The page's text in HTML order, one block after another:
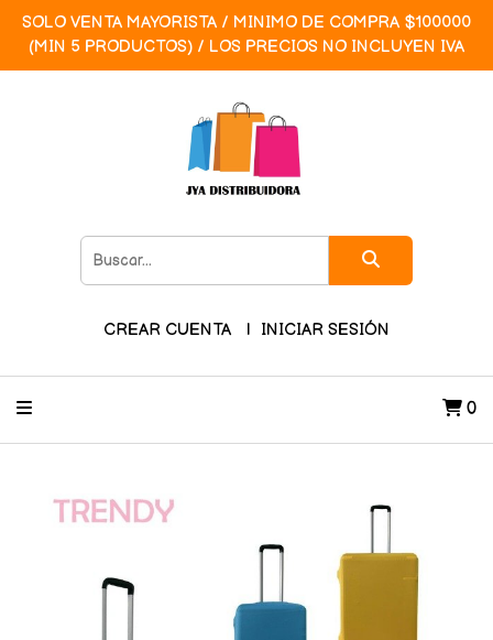
SOLO VENTA MAYORISTA / MINIMO DE COMPRA $100000
(MIN 5 PRODUCTOS) / LOS PRECIOS NO INCLUYEN IVA
CREAR CUENTA INICIAR SESIÓN
0